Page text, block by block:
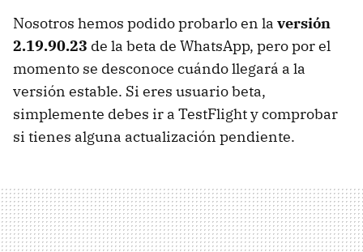
Nosotros hemos podido probarlo en la versión
2.19.90.23 de la beta de WhatsApp, pero por el
momento se desconoce cuándo llegará a la
versión estable. Si eres usuario beta,
simplemente debes ir a TestFlight y comprobar
si tienes alguna actualización pendiente.